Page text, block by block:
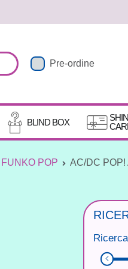
Pre-ordine
BLIND BOX
FUNKO POP AC/DC